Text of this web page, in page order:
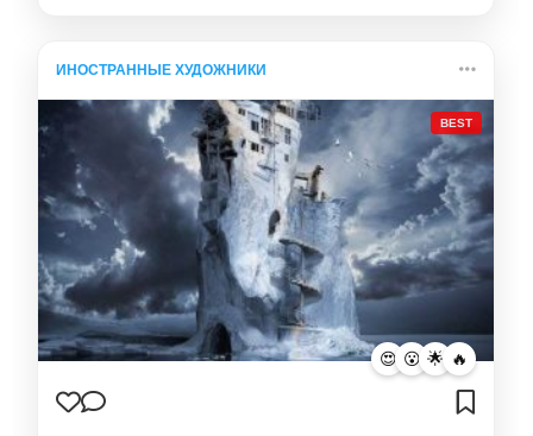
ИНОСТРАННЫЕ ХУДОЖНИКИ
BEST
😍 😮 🌟 🔥